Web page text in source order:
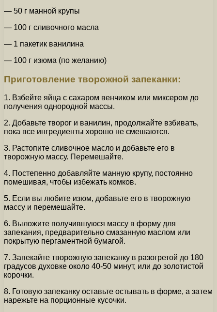
— 50 г манной крупы
— 100 г сливочного масла
— 1 пакетик ванилина
— 100 г изюма (по желанию)
Приготовление творожной запеканки:
1. Взбейте яйца с сахаром венчиком или миксером до
получения однородной массы.
2. Добавьте творог и ванилин, продолжайте взбивать,
пока все ингредиенты хорошо не смешаются.
3. Растопите сливочное масло и добавьте его в
творожную массу. Перемешайте.
4. Постепенно добавляйте манную крупу, постоянно
помешивая, чтобы избежать комков.
5. Если вы любите изюм, добавьте его в творожную
массу и перемешайте.
6. Выложите получившуюся массу в форму для
запекания, предварительно смазанную маслом или
покрытую пергаментной бумагой.
7. Запекайте творожную запеканку в разогретой до 180
градусов духовке около 40-50 минут, или до золотистой
корочки.
8. Готовую запеканку оставьте остывать в форме, а затем
нарежьте на порционные кусочки.